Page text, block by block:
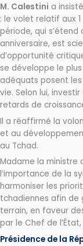
M. Calestini a
: le volet relatif aux
période, qui s’étend
anniversaire, est
d’opportunité
se développe le
adéquats posent
vie. Selon lui,
retards de
Il a réaffirmé la
et au
au Tchad.
Madame la ministre
l’importance de la
harmoniser les
tchadiennes afin de
terrain, en faveur
par le Chef de
Présidence de la